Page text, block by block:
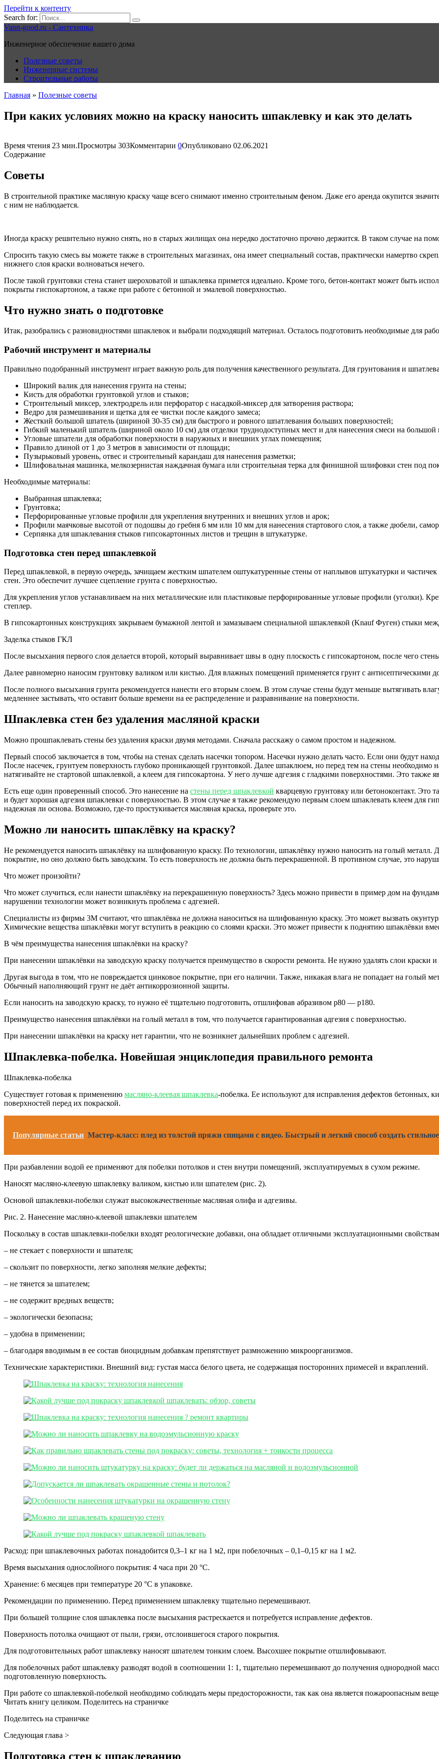
Перейти к контенту
Search for:
Vann-good.ru - Сантехника
Инженерное обеспечение вашего дома
Полезные советы
Инженерные системы
Строительные работы
Главная » Полезные советы
При каких условиях можно на краску наносить шпаклевку и как это делать
Время чтения 23 мин.Просмотры 303Комментарии 0Опубликовано 02.06.2021
Содержание
Советы
В строительной практике масляную краску чаще всего снимают именно строительным феном. Даже его аренда окупится
с ним не наблюдается.
Иногда краску решительно нужно снять, но в старых жилищах она нередко достаточно прочно держится. В таком случае на
Спросить такую смесь вы можете также в строительных магазинах, она имеет специальный состав, практически намертво
нижнего слоя краски волноваться нечего.
После такой грунтовки стена станет шероховатой и шпаклевка примется идеально. Кроме того, бетон-контакт может быть
покрыты гиспокартоном, а также при работе с бетонной и эмалевой поверхностью.
Что нужно знать о подготовке
Итак, разобрались с разновидностями шпаклевок и выбрали подходящий материал. Осталось подготовить необходимые для
Рабочий инструмент и материалы
Правильно подобранный инструмент играет важную роль для получения качественного результата. Для грунтования и
Широкий валик для нанесения грунта на стены;
Кисть для обработки грунтовкой углов и стыков;
Строительный миксер, электродрель или перфоратор с насадкой-миксер для затворения раствора;
Ведро для размешивания и щетка для ее чистки после каждого замеса;
Жесткий большой шпатель (шириной 30-35 см) для быстрого и ровного шпатлевания больших поверхностей;
Гибкий маленький шпатель (шириной около 10 см) для отделки труднодоступных мест и для нанесения смеси на большой
Угловые шпатели для обработки поверхности в наружных и внешних углах помещения;
Правило длиной от 1 до 3 метров в зависимости от площади;
Пузырьковый уровень, отвес и строительный карандаш для нанесения разметки;
Шлифовальная машинка, мелкозернистая наждачная бумага или строительная терка для финишной шлифовки стен под
Необходимые материалы:
Выбранная шпаклевка;
Грунтовка;
Перфорированные угловые профили для укрепления внутренних и внешних углов и арок;
Профили маячковые высотой от подошвы до гребня 6 мм или 10 мм для нанесения стартового слоя, а также дюбели,
Серпянка для шпаклевания стыков гипсокартонных листов и трещин в штукатурке.
Подготовка стен перед шпаклевкой
Перед шпаклевкой, в первую очередь, зачищаем жестким шпателем оштукатуренные стены от наплывов штукатурки и
стен. Это обеспечит лучшее сцепление грунта с поверхностью.
Для укрепления углов устанавливаем на них металлические или пластиковые перфорированные угловые профили (уголки).
степлер.
В гипсокартонных конструкциях закрываем бумажной лентой и замазываем специальной шпаклевкой (Knauf Фуген) стыки
Заделка стыков ГКЛ
После высыхания первого слоя делается второй, который выравнивает швы в одну плоскость с гипсокартоном, после чего
Далее равномерно наносим грунтовку валиком или кистью. Для влажных помещений применяется грунт с антисептическими
После полного высыхания грунта рекомендуется нанести его вторым слоем. В этом случае стены будут меньше вытягивать
медленнее застывать, что оставит больше времени на ее распределение и разравнивание на поверхности.
Шпаклевка стен без удаления масляной краски
Можно прошпаклевать стены без удаления краски двумя методами. Сначала расскажу о самом простом и надежном.
Первый способ заключается в том, чтобы на стенах сделать насечки топором. Насечки нужно делать часто. Если они будут
После насечек, грунтуем поверхность глубоко проникающей грунтовкой. Далее шпаклюем, но перед тем на стены необходимо
натягивайте не стартовой шпаклевкой, а клеем для гипсокартона. У него лучше адгезия с гладкими поверхностями. Это
Есть еще один проверенный способ. Это нанесение на стены перед шпаклевкой кварцевую грунтовку или бетоноконтакт. Это
и будет хорошая адгезия шпаклевки с поверхностью. В этом случае я также рекомендую первым слоем шпаклевать клеем для
надежная ли основа. Возможно, где-то простукивается масляная краска, проверьте это.
Можно ли наносить шпаклёвку на краску?
Не реко­мен­ду­ет­ся нано­сить шпа­клёв­ку на шли­фо­ван­ную крас­ку. По тех­но­ло­гии, шпа­клёв­ку нуж­но нано­сить на голый металл.
покры­тие, но оно долж­но быть завод­ским. То есть поверх­ность не долж­на быть пере­кра­шен­ной. В про­тив­ном слу­чае, это
Что может произойти?
Что может слу­чить­ся, если нане­сти шпа­клёв­ку на пере­кра­шен­ную поверх­ность? Здесь мож­но при­ве­сти в при­мер дом на
нару­ше­нии тех­но­ло­гии может воз­ник­нуть про­бле­ма с адгезией.
Спе­ци­а­ли­сты из фир­мы 3M счи­та­ют, что шпа­клёв­ка не долж­на нано­сить­ся на шли­фо­ван­ную крас­ку. Это может вызвать
Хими­че­ские веще­ства шпа­клёв­ки могут всту­пить в реак­цию со сло­я­ми крас­ки. Это может при­ве­сти к под­ня­тию шпа­клёв­ки
В чём пре­иму­ще­ства нане­се­ния шпа­клёв­ки на краску?
При нане­се­нии шпа­клёв­ки на завод­скую крас­ку полу­ча­ет­ся пре­иму­ще­ство в ско­ро­сти ремон­та. Не нуж­но уда­лять слои крас­ки и
Дру­гая выго­да в том, что не повре­жда­ет­ся цин­ко­вое покры­тие, при его нали­чии. Так­же, ника­кая вла­га не попа­да­ет на голый
Обыч­ный напол­ня­ю­щий грунт не даёт анти­кор­ро­зи­он­ной защиты.
Если нано­сить на завод­скую крас­ку, то нуж­но её тща­тель­но под­го­то­вить, отшли­фо­вав абра­зи­вом p80 — p180.
Пре­иму­ще­ство нане­се­ния шпа­клёв­ки на голый металл в том, что полу­ча­ет­ся гаран­ти­ро­ван­ная адге­зия с поверхностью.
При нане­се­нии шпа­клёв­ки на крас­ку нет гаран­тии, что не воз­ник­нет даль­ней­ших про­блем с адгезией.
Шпаклевка-побелка. Новейшая энциклопедия правильного ремонта
Шпаклевка-побелка
Существует готовая к применению масляно-клеевая шпаклевка-побелка. Ее используют для исправления дефектов бетонных,
поверхностей перед их покраской.
Популярные статьи Мастер-класс: плед из толстой пряжи спицами с видео. Быстрый и легкий способ создать
При разбавлении водой ее применяют для побелки потолков и стен внутри помещений, эксплуатируемых в сухом режиме.
Наносят масляно-клеевую шпаклевку валиком, кистью или шпателем (рис. 2).
Основой шпаклевки-побелки служат высококачественные масляная олифа и адгезивы.
Рис. 2. Нанесение масляно-клеевой шпаклевки шпателем
Поскольку в состав шпаклевки-побелки входят реологические добавки, она обладает отличными эксплуатационными
– не стекает с поверхности и шпателя;
– скользит по поверхности, легко заполняя мелкие дефекты;
– не тянется за шпателем;
– не содержит вредных веществ;
– экологически безопасна;
– удобна в применении;
– благодаря вводимым в ее состав биоцидным добавкам препятствует размножению микроорганизмов.
Технические характеристики. Внешний вид: густая масса белого цвета, не содержащая посторонних примесей и вкраплений.
Расход: при шпаклевочных работах понадобится 0,3–1 кг на 1 м2, при побелочных – 0,1–0,15 кг на 1 м2.
Время высыхания однослойного покрытия: 4 часа при 20 °C.
Хранение: 6 месяцев при температуре 20 °C в упаковке.
Рекомендации по применению. Перед применением шпаклевку тщательно перемешивают.
При большей толщине слоя шпаклевка после высыхания растрескается и потребуется исправление дефектов.
Поверхность потолка очищают от пыли, грязи, отслоившегося старого покрытия.
Для подготовительных работ шпаклевку наносят шпателем тонким слоем. Высохшее покрытие отшлифовывают.
Для побелочных работ шпаклевку разводят водой в соотношении 1: 1, тщательно перемешивают до получения однородной
подготовленную поверхность.
При работе со шпаклевкой-побелкой необходимо соблюдать меры предосторожности, так как она является пожароопасным
Читать книгу целиком. Поделитесь на страничке
Поделитесь на страничке
Следующая глава >
Подготовка стен к шпаклеванию